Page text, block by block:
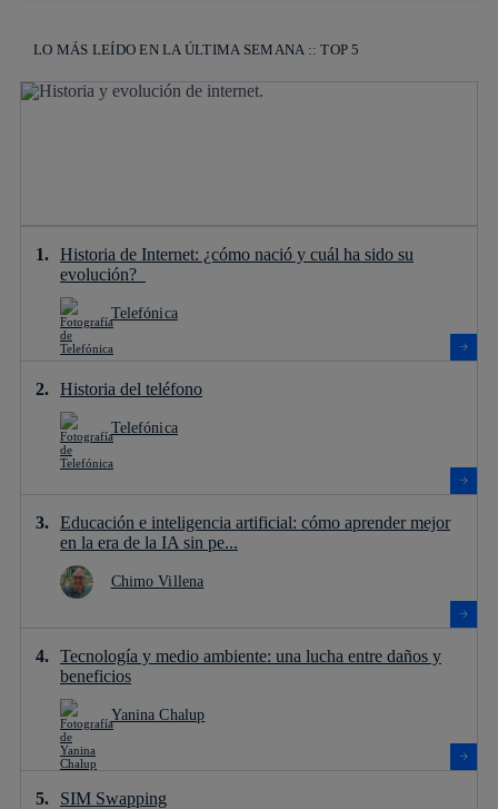
LO MÁS LEÍDO EN LA ÚLTIMA SEMANA :: TOP 5
Historia de Internet: ¿cómo nació y cuál ha sido su
evolución?
Telefónica
Historia del teléfono
Telefónica
Educación e inteligencia artificial: cómo aprender mejor
en la era de la IA sin pe...
Chimo Villena
Tecnología y medio ambiente: una lucha entre daños y
beneficios
Yanina Chalup
SIM Swapping